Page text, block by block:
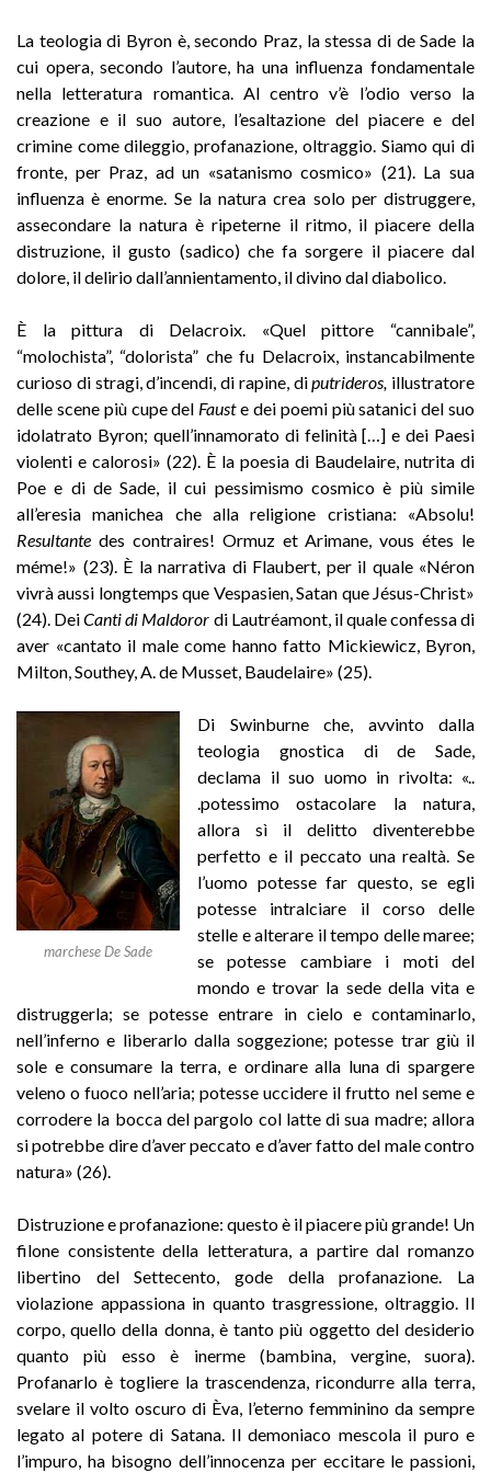
La teologia di Byron è, secondo Praz, la stessa di de Sade la
cui opera, secondo l’autore, ha una influenza fondamentale
nella letteratura romantica. Al centro v’è l’odio verso la
creazione e il suo autore, l’esaltazione del piacere e del
crimine come dileggio, profanazione, oltraggio. Siamo qui di
fronte, per Praz, ad un «satanismo cosmico» (21). La sua
influenza è enorme. Se la natura crea solo per distruggere,
assecondare la natura è ripeterne il ritmo, il piacere della
distruzione, il gusto (sadico) che fa sorgere il piacere dal
dolore, il delirio dall’annientamento, il divino dal diabolico.
È la pittura di Delacroix. «Quel pittore “cannibale”,
“molochista”, “dolorista” che fu Delacroix, instancabilmente
curioso di stragi, d’incendi, di rapine, diputrideros, illustratore
delle scene più cupe del Fauste dei poemi più satanici del suo
idolatrato Byron; quell’innamorato di felinità […] e dei Paesi
violenti e calorosi» (22). È la poesia di Baudelaire, nutrita di
Poe e di de Sade, il cui pessimismo cosmico è più simile
all’eresia manichea che alla religione cristiana: «Absolu!
Resultante des contraires! Ormuz et Arimane, vous étes le
méme!» (23). È la narrativa di Flaubert, per il quale «Néron
vivrà aussi longtemps que Vespasien, Satan que Jésus-Christ»
(24). DeiCanti di Maldoror di Lautréamont, il quale confessa di
aver «cantato il male come hanno fatto Mickiewicz, Byron,
Milton, Southey, A. de Musset, Baudelaire» (25).
marchese De Sade
Di Swinburne che, avvinto dalla
teologia gnostica di de Sade,
declama il suo uomo in rivolta: «..
.potessimo ostacolare la natura,
allora sì il delitto diventerebbe
perfetto e il peccato una realtà. Se
l’uomo potesse far questo, se egli
potesse intralciare il corso delle
stelle e alterare il tempo delle maree;
se potesse cambiare i moti del
mondo e trovar la sede della vita e
distruggerla; se potesse entrare in cielo e contaminarlo,
nell’inferno e liberarlo dalla soggezione; potesse trar giù il
sole e consumare la terra, e ordinare alla luna di spargere
veleno o fuoco nell’aria; potesse uccidere il frutto nel seme e
corrodere la bocca del pargolo col latte di sua madre; allora
si potrebbe dire d’aver peccato e d’aver fatto del male contro
natura» (26).
Distruzione e profanazione: questo è il piacere più grande! Un
filone consistente della letteratura, a partire dal romanzo
libertino del Settecento, gode della profanazione. La
violazione appassiona in quanto trasgressione, oltraggio. Il
corpo, quello della donna, è tanto più oggetto del desiderio
quanto più esso è inerme (bambina, vergine, suora).
Profanarlo è togliere la trascendenza, ricondurre alla terra,
svelare il volto oscuro di Èva, l’eterno femminino da sempre
legato al potere di Satana. Il demoniaco mescola il puro e
l’impuro, ha bisogno dell’innocenza per eccitare le passioni,